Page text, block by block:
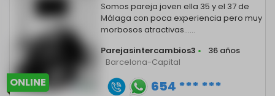
ONLINE
Somos pareja joven ella 35 y el 37 de
Málaga con poca experiencia pero muy
morbosos atractivas......
Parejasintercambios3 •
36 años
Barcelona-Capital
654 *** ***